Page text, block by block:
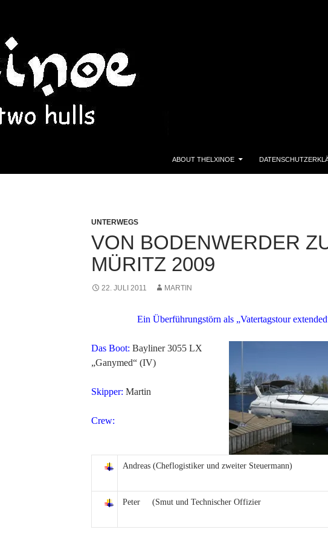
ABOUT THELXINOE
UNTERWEGS
VON BODENWERDER
MÜRITZ 2009
22. JULI 2011 MARTIN
Ein Überführungstörn als „Vatertagstour
Das Boot: Bayliner 3055 LX
„Ganymed“ (IV)
Skipper: Martin
Crew:
Andreas (Cheflogistiker und zweiter Steuermann)
Peter (Smut und Technischer Offizier